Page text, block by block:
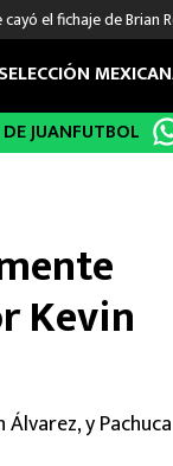
el fichaje de Brian
Giakoumakis
NFL
SELECCIÓN
JUANFUTBOL
Kevin
y Pachuca